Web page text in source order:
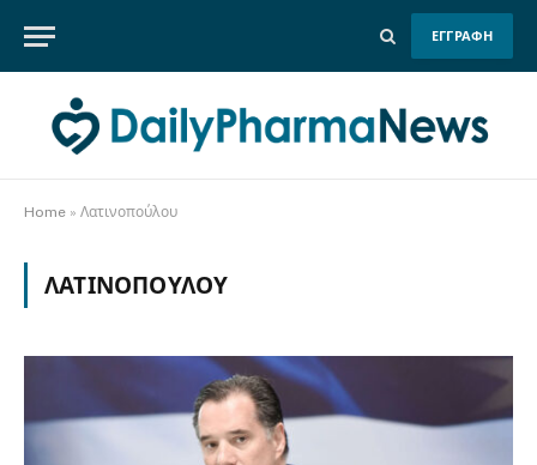
ΕΓΓΡΑΦΗ
Home » Λατινοπούλου
ΛΑΤΙΝΟΠΟΎΛΟΥ